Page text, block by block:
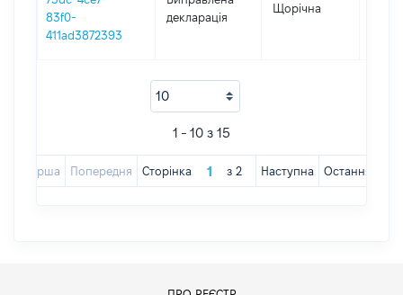
83f0-
411ad3872393
декларація
Щорічна
1 - 10 з 15
Перша Попередня Сторінка з 2 Наступна Остання